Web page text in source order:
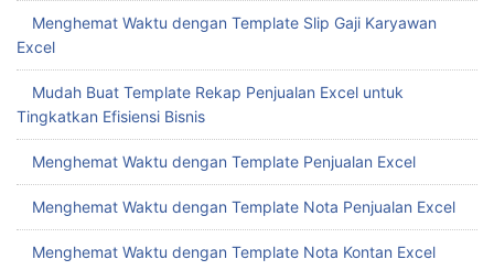
Menghemat Waktu dengan Template Slip Gaji Karyawan
Excel
Mudah Buat Template Rekap Penjualan Excel untuk
Tingkatkan Efisiensi Bisnis
Menghemat Waktu dengan Template Penjualan Excel
Menghemat Waktu dengan Template Nota Penjualan Excel
Menghemat Waktu dengan Template Nota Kontan Excel